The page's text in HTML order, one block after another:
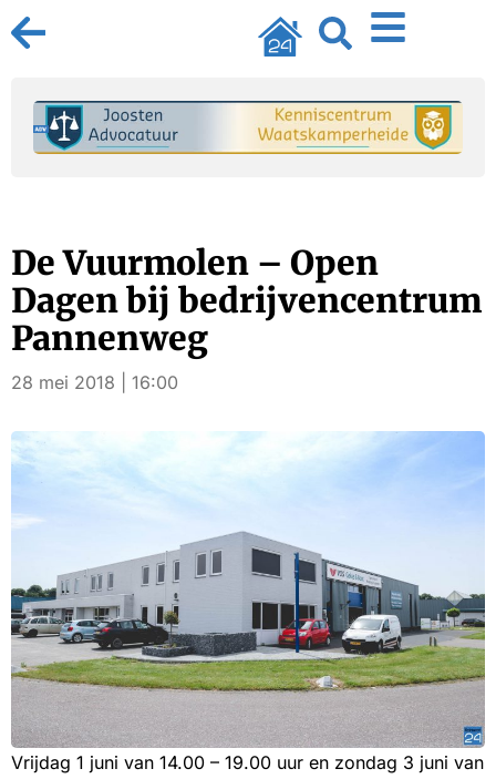
De Vuurmolen – Open
Dagen bij bedrijvencentrum
Pannenweg
28 mei 2018 | 16:00
Vrijdag 1 juni van 14.00 – 19.00 uur en zondag 3 juni van